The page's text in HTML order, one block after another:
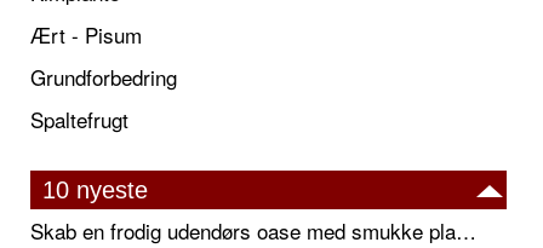
Ært - Pisum
Grundforbedring
Spaltefrugt
10 nyeste
Skab en frodig udendørs oase med smukke plantekrukker og elegante espalier